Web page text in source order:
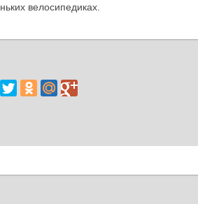
велосипедиках.